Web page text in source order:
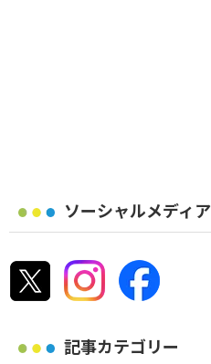
ソーシャルメディア
記事カテゴリー